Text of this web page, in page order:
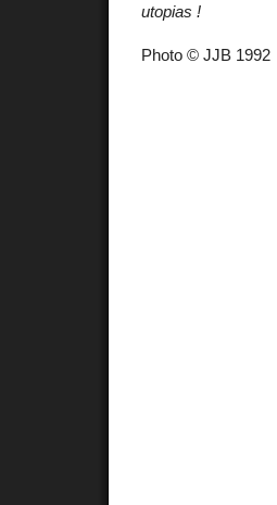
utopias !
Photo © JJB 1992